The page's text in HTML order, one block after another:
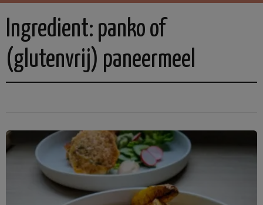
Ingredient: panko of
(glutenvrij) paneermeel